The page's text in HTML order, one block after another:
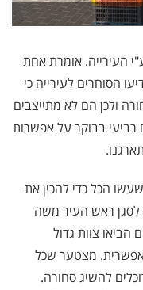
העירייה. אומרת אחת
הסוחרים לעירייה כי
ולכן הם לא מתייצבים
רביעי בבוקר על אפשרות
הכל כדי להכין את
לסגן ראש העיר משה
הביאו צוות גדול
מצטער שכל
להשיג סחורה.